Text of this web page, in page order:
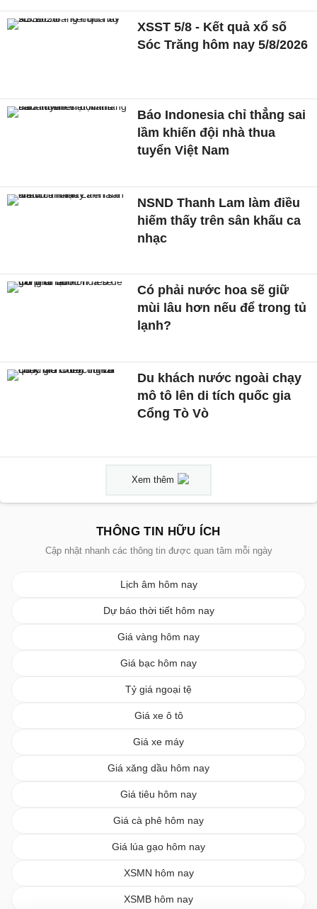
XSST 5/8 - Kết quả xổ số
Sóc Trăng hôm nay 5/8/2026
Báo Indonesia chỉ thẳng sai
lầm khiến đội nhà thua
tuyển Việt Nam
NSND Thanh Lam làm điều
hiếm thấy trên sân khấu ca
nhạc
Có phải nước hoa sẽ giữ
mùi lâu hơn nếu để trong tủ
lạnh?
Du khách nước ngoài chạy
mô tô lên di tích quốc gia
Cổng Tò Vò
Xem thêm
THÔNG TIN HỮU ÍCH
Cập nhật nhanh các thông tin được quan tâm mỗi ngày
Lịch âm hôm nay
Dự báo thời tiết hôm nay
Giá vàng hôm nay
Giá bạc hôm nay
Tỷ giá ngoại tệ
Giá xe ô tô
Giá xe máy
Giá xăng dầu hôm nay
Giá tiêu hôm nay
Giá cà phê hôm nay
Giá lúa gạo hôm nay
XSMN hôm nay
XSMB hôm nay